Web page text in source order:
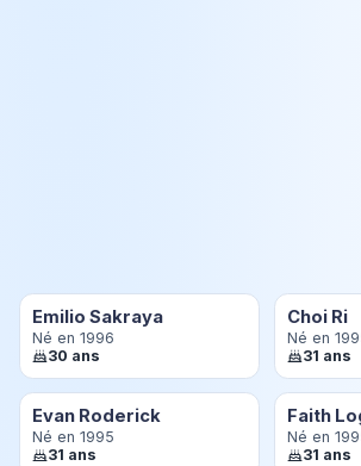
Emilio Sakraya
Né en 1996
30 ans
Choi Ri
Né en
31 ans
Evan Roderick
Né en 1995
31 ans
Faith
Né en
31 ans